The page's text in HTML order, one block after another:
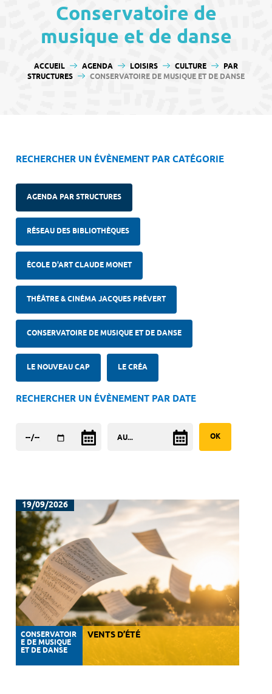
Conservatoire de
musique et de danse
VOUS ÊTES ICI :
ACCUEIL AGENDA LOISIRS CULTURE
PAR
STRUCTURES
CONSERVATOIRE DE MUSIQUE ET DE DANSE
RECHERCHER UN ÉVÈNEMENT PAR CATÉGORIE
AGENDA PAR STRUCTURES
RÉSEAU DES BIBLIOTHÈQUES
ÉCOLE D'ART CLAUDE MONET
THÉÂTRE & CINÉMA JACQUES PRÉVERT
CONSERVATOIRE DE MUSIQUE ET DE DANSE
LE NOUVEAU CAP LE CRÉA
RECHERCHER UN ÉVÈNEMENT PAR DATE
19/09/2026
CONSERVATOIR
E DE MUSIQUE
ET DE DANSE
VENTS D’ÉTÉ